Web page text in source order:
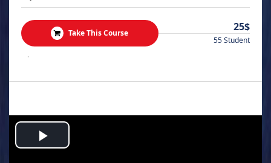
Take This Course 25$
55 Student
.
Play